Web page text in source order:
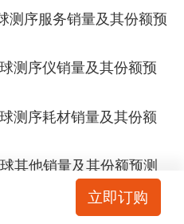
测序服务销量及其份额预
测序仪销量及其份额预
测序耗材销量及其份额
其他销量及其份额预测
一代测序（NGS）行业
立即订购